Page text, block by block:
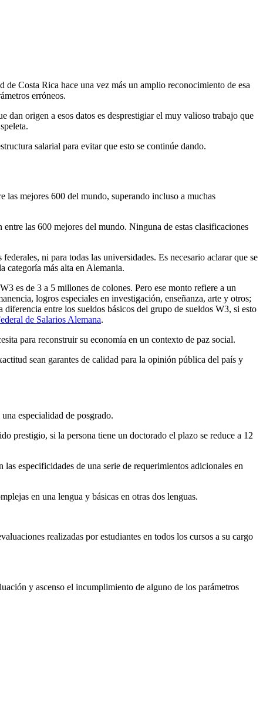
Costa Rica hace una vez más un amplio reconocimiento de esa
erróneos.
origen a esos datos es desprestigiar el muy valioso trabajo que
salarial para evitar que esto se continúe dando.
las mejores 600 del mundo, superando incluso a muchas
las 600 mejores del mundo. Ninguna de estas clasificaciones
ni para todas las universidades. Es necesario aclarar que se
categoría más alta en Alemania.
es de 3 a 5 millones de colones. Pero ese monto refiere a un
logros especiales en investigación, enseñanza, arte y otros;
entre los sueldos básicos del grupo de sueldos W3, si esto
de Salarios Alemana.
para reconstruir su economía en un contexto de paz social.
sean garantes de calidad para la opinión pública del país y
especialidad de posgrado.
prestigio, si la persona tiene un doctorado el plazo se reduce a 12
especificidades de una serie de requerimientos adicionales en
en una lengua y básicas en otras dos lenguas.
realizadas por estudiantes en todos los cursos a su cargo
y ascenso el incumplimiento de alguno de los parámetros